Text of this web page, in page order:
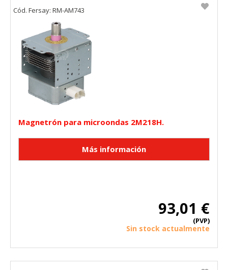
Magnetrón para microondas 2M218H.
93,01 €
(PVP)
Sin stock actualmente
Cód. Fersay: RM-AM743